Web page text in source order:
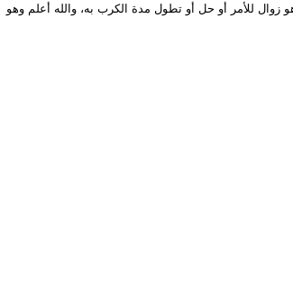
هو زوال للأمر أو حل أو تطول مدة الكرب به، والله أعلم وهو